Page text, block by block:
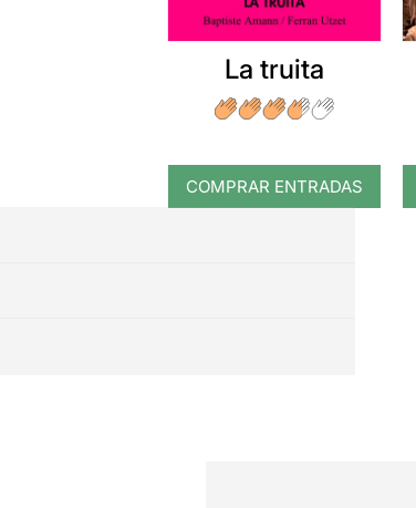
La truita
COMPRAR ENTRADAS